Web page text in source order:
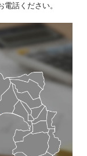
電話ください。